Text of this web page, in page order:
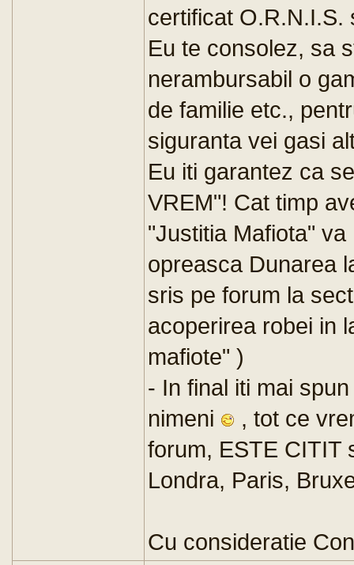
certificat O.R.N.I.S.
Eu te consolez, sa
nerambursabil o
de familie etc.,
siguranta vei gasi
Eu iti garantez ca
VREM"! Cat timp
"Justitia Mafiota"
opreasca Dunarea
sris pe forum la
acoperirea robei in
mafiote" )
- In final iti mai
nimeni
, tot ce
forum, ESTE CITIT
Londra, Paris,
Cu consideratie